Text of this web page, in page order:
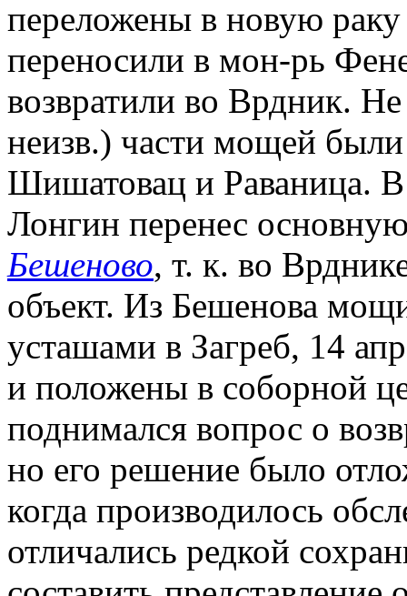
переложены в новую
переносили в мон-рь
возвратили во Врдник.
неизв.) части мощей
Шишатовац и Раваница.
Лонгин перенес
Бешеново, т. к. во
объект. Из Бешенова
усташами в Загреб, 14
и положены в соборной
поднимался вопрос о
но его решение было
когда производилось
отличались редкой